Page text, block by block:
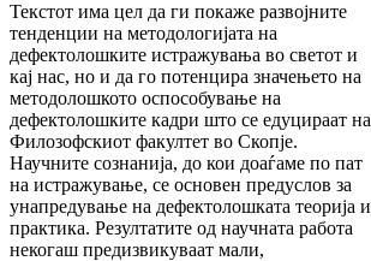
Текстот има цел да ги покаже развојните
тенденции на методологијата на
дефектолошките истражувања во светот и
кај нас, но и да го потенцира значењето на
методолошкото оспособување на
дефектолошките кадри што се едуцираат на
Филозофскиот факултет во Скопје.
Научните сознанија, до кои доаѓаме по пат
на истражување, се основен предуслов за
унапредување на дефектолошката теорија и
практика. Резултатите од научната работа
некогаш предизвикуваат мали,